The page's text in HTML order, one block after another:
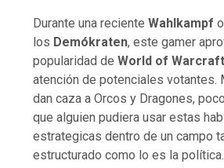
Durante una recienteWahlkampf
los Demókraten, este gamer
popularidad deWorld of Warcraft
atención de potenciales votantes.
dan caza a Orcos y Dragones,
que alguien pudiera usar estas
estrategicas dentro de un campo
estructurado como lo es la política.